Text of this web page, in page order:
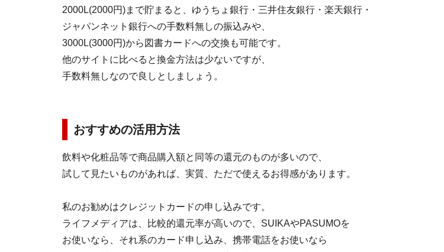
2000L(2000円)まで貯まると、ゆうちょ銀行・三井住友銀行・楽天銀行・
ジャパンネット銀行への手数料無しの振込みや、
3000L(3000円)から図書カードへの交換も可能です。
他のサイトに比べると換金方法は少ないですが、
手数料無しなので良しとしましょう。
おすすめの活用方法
飲料や化粧品等で商品購入額と同等の還元のものが多いので、
試して見たいものがあれば、実質、ただで使えるお得感があります。
私のお勧めはクレジットカードの申し込みです。
ライフメディアは、比較的還元率が高いので、SUIKAやPASUMOを
お使いなら、それ系のカード申し込み、携帯電話をお使いなら